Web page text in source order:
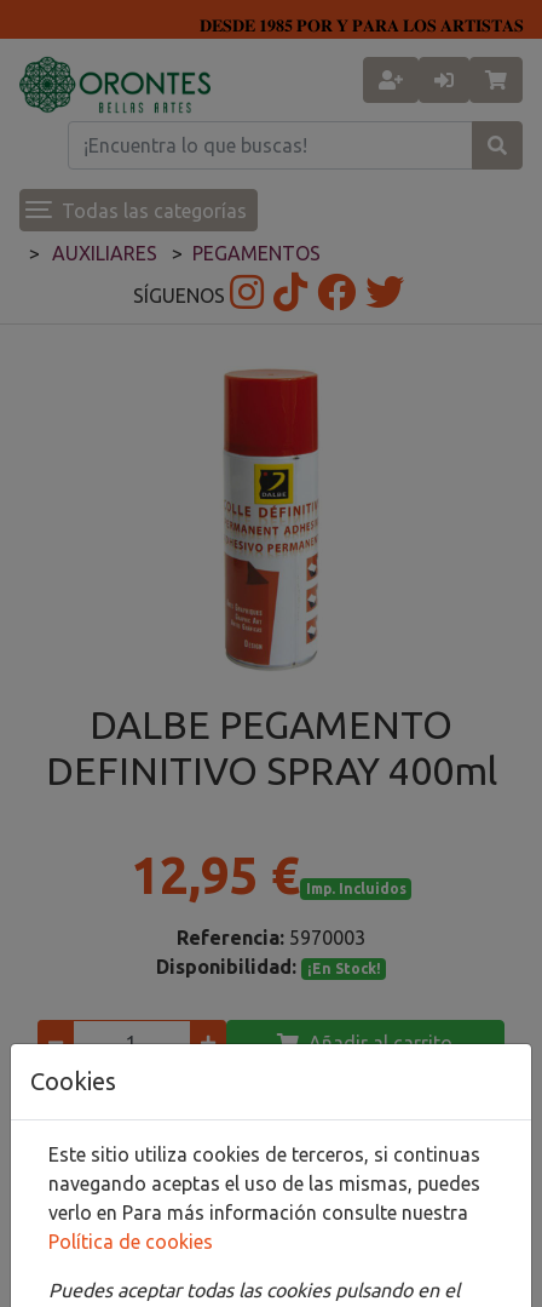
𝐃𝐄𝐒𝐃𝐄 𝟏𝟗𝟖𝟓 𝐏𝐎𝐑 𝐘 𝐏𝐀𝐑𝐀 𝐋𝐎𝐒 𝐀𝐑𝐓𝐈𝐒𝐓𝐀𝐒
Todas las categorías
AUXILIARES
PEGAMENTOS
SÍGUENOS
DALBE PEGAMENTO
DEFINITIVO SPRAY 400ml
12,95 € Imp. Incluidos
Referencia: 5970003
Disponibilidad:
¡En Stock!
Añadir al carrito
Descripción
Detalles
Cookies
Este sitio utiliza cookies de terceros, si continuas
navegando aceptas el uso de las mismas, puedes
verlo en Para más información consulte nuestra
Política de cookies
Puedes aceptar todas las cookies pulsando en el